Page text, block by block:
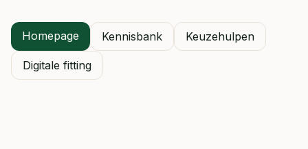
Homepage Kennisbank Keuzehulpen
Digitale fitting